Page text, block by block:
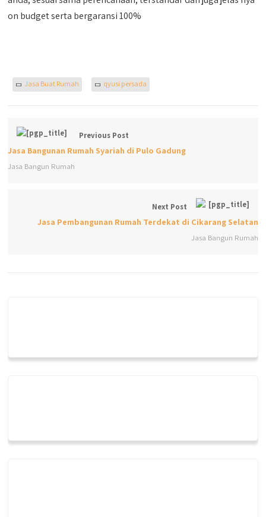
on budget serta bergaransi 100%
Jasa Buat Rumah qyusi persada
Previous Post
Jasa Bangunan Rumah Syariah di Pulo Gadung
Jasa Bangun Rumah
Next Post
Jasa Pembangunan Rumah Terdekat di Cikarang Selatan
Jasa Bangun Rumah